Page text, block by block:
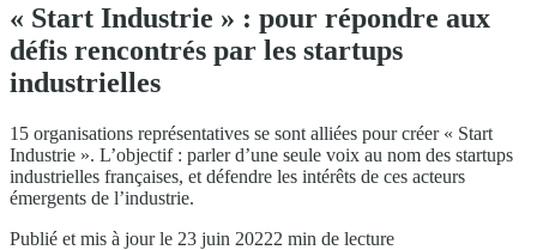
« Start Industrie » : pour répondre aux
défis rencontrés par les startups
industrielles
15 organisations représentatives se sont alliées pour créer « Start
Industrie ». L’objectif : parler d’une seule voix au nom des startups
industrielles françaises, et défendre les intérêts de ces acteurs
émergents de l’industrie.
Publié et mis à jour le 23 juin 20222 min de lecture